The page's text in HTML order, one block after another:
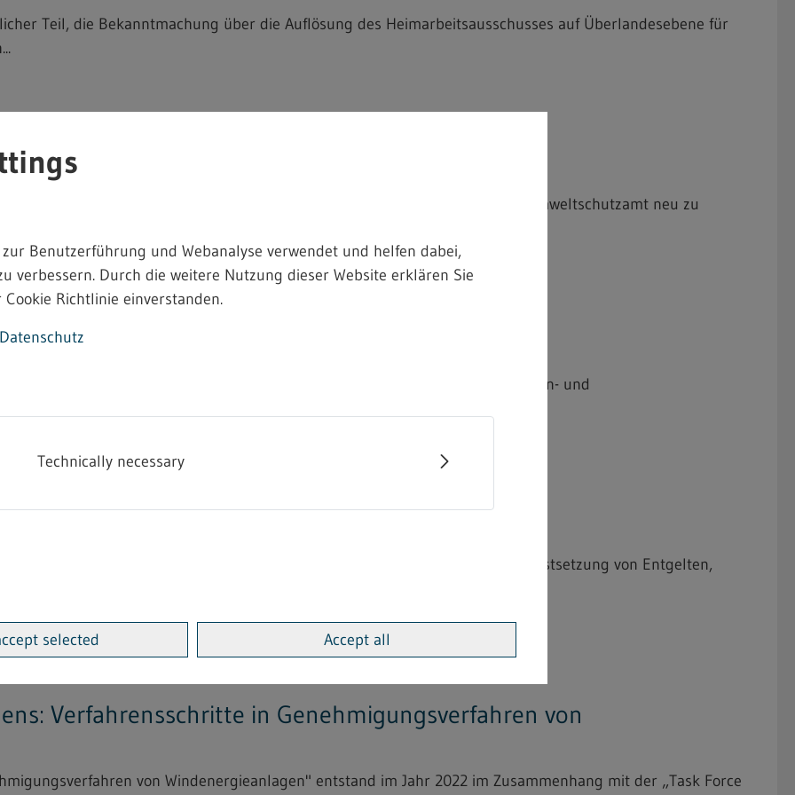
Teil, die Bekanntmachung über die Auflösung des Heimarbeitsausschusses auf Überlandesebene für
Bodenseekreis
Vollzeitstelle Technischer Sachbearbeiter Gewerbeaufsicht (m/w/d) im Umweltschutzamt neu zu
einer bindenden Festsetzung von Entgelten für die Kunstblumen- und
einer bindenden Festsetzung zur Änderung der bindenden Festsetzung von Entgelten,
Verfahrensschritte in Genehmigungsverfahren von
von Windenergieanlagen" entstand im Jahr 2022 im Zusammenhang mit der „Task Force
Benutzerführung und Webanalyse verwendet und helfen dabei,
verbessern. Durch die weitere Nutzung dieser Website erklären Sie
Richtlinie einverstanden.
Datenschutz
Technically necessary
selected Accept all